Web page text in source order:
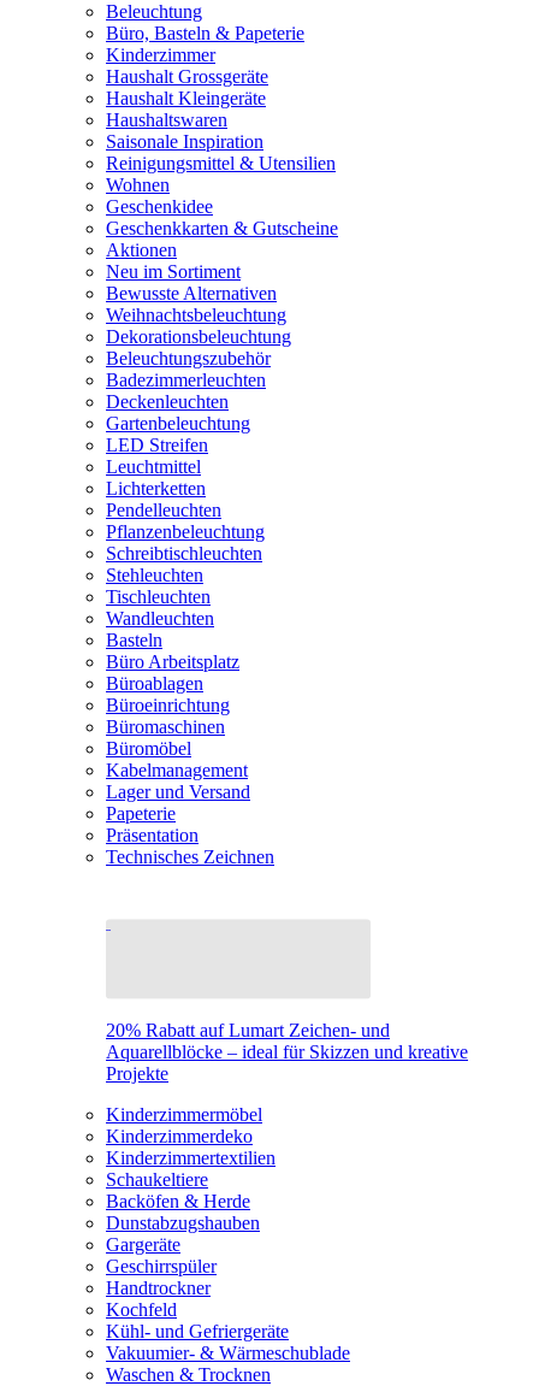
Beleuchtung
Büro, Basteln & Papeterie
Kinderzimmer
Haushalt Grossgeräte
Haushalt Kleingeräte
Haushaltswaren
Saisonale Inspiration
Reinigungsmittel & Utensilien
Wohnen
Geschenkidee
Geschenkkarten & Gutscheine
Aktionen
Neu im Sortiment
Bewusste Alternativen
Weihnachtsbeleuchtung
Dekorationsbeleuchtung
Beleuchtungszubehör
Badezimmerleuchten
Deckenleuchten
Gartenbeleuchtung
LED Streifen
Leuchtmittel
Lichterketten
Pendelleuchten
Pflanzenbeleuchtung
Schreibtischleuchten
Stehleuchten
Tischleuchten
Wandleuchten
Basteln
Büro Arbeitsplatz
Büroablagen
Büroeinrichtung
Büromaschinen
Büromöbel
Kabelmanagement
Lager und Versand
Papeterie
Präsentation
Technisches Zeichnen
20% Rabatt auf Lumart Zeichen- und
Aquarellblöcke – ideal für Skizzen und kreative
Projekte
Kinderzimmermöbel
Kinderzimmerdeko
Kinderzimmertextilien
Schaukeltiere
Backöfen & Herde
Dunstabzugshauben
Gargeräte
Geschirrspüler
Handtrockner
Kochfeld
Kühl- und Gefriergeräte
Vakuumier- & Wärmeschublade
Waschen & Trocknen